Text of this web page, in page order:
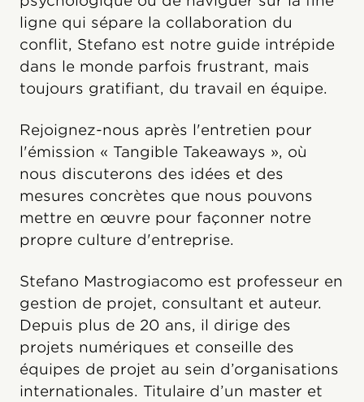
ligne qui sépare la collaboration du
conflit, Stefano est notre guide intrépide
dans le monde parfois frustrant, mais
toujours gratifiant, du travail en équipe.
Rejoignez-nous après l'entretien pour
l'émission « Tangible Takeaways », où
nous discuterons des idées et des
mesures concrètes que nous pouvons
mettre en œuvre pour façonner notre
propre culture d'entreprise.
Stefano Mastrogiacomo est professeur en
gestion de projet, consultant et auteur.
Depuis plus de 20 ans, il dirige des
projets numériques et conseille des
équipes de projet au sein d’organisations
internationales. Titulaire d’un master et